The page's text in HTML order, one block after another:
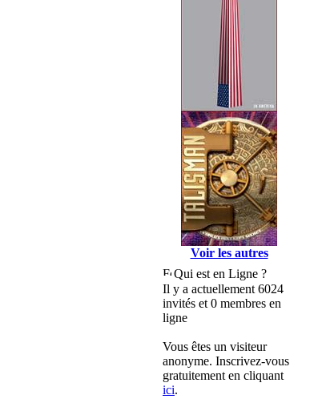
Voir les autres
Qui est en Ligne ?
Il y a actuellement 6024
invités et 0 membres en
ligne
Vous êtes un visiteur
anonyme. Inscrivez-vous
gratuitement en cliquant
ici.